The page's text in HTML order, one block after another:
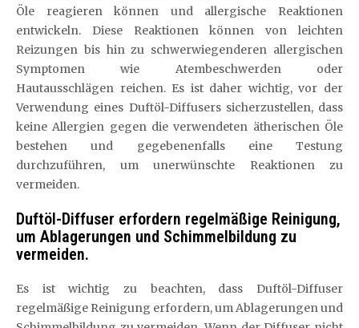
Öle reagieren können und allergische Reaktionen
entwickeln. Diese Reaktionen können von leichten
Reizungen bis hin zu schwerwiegenderen allergischen
Symptomen wie Atembeschwerden oder
Hautausschlägen reichen. Es ist daher wichtig, vor der
Verwendung eines Duftöl-Diffusers sicherzustellen, dass
keine Allergien gegen die verwendeten ätherischen Öle
bestehen und gegebenenfalls eine Testung
durchzuführen, um unerwünschte Reaktionen zu
vermeiden.
Duftöl-Diffuser erfordern regelmäßige Reinigung,
um Ablagerungen und Schimmelbildung zu
vermeiden.
Es ist wichtig zu beachten, dass Duftöl-Diffuser
regelmäßige Reinigung erfordern, um Ablagerungen und